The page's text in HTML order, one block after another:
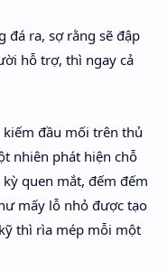
đá ra, sợ rằng sẽ đập
hỗ trợ, thì ngay cả
đầu mối trên thủ
nhiên phát hiện chỗ
quen mắt, đếm đếm
mấy lỗ nhỏ được tạo
thì rìa mép mỗi một